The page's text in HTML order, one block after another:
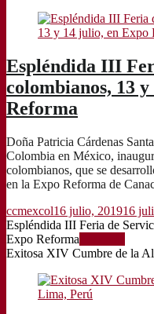
Espléndida III
colombianos, 13
Reforma
Doña Patricia Cárdenas
Colombia en México,
colombianos, que se
en la Expo Reforma de
ccmexcol16 julio, 201916
Espléndida III Feria de
Expo Reforma
Exitosa XIV Cumbre de la